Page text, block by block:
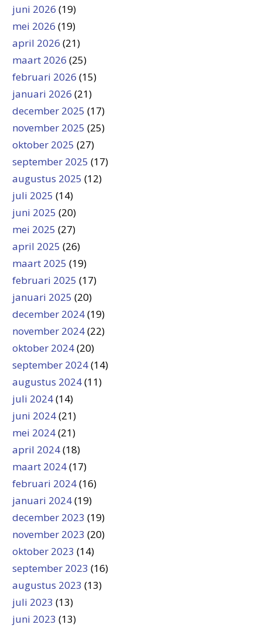
juni 2026 (19)
mei 2026 (19)
april 2026 (21)
maart 2026 (25)
februari 2026 (15)
januari 2026 (21)
december 2025 (17)
november 2025 (25)
oktober 2025 (27)
september 2025 (17)
augustus 2025 (12)
juli 2025 (14)
juni 2025 (20)
mei 2025 (27)
april 2025 (26)
maart 2025 (19)
februari 2025 (17)
januari 2025 (20)
december 2024(19)
november 2024(22)
oktober 2024(20)
september 2024(14)
augustus 2024(11)
juli 2024(14)
juni 2024(21)
mei 2024(21)
april 2024(18)
maart 2024(17)
februari 2024(16)
januari 2024(19)
december 2023 (19)
november 2023 (20)
oktober 2023 (14)
september 2023 (16)
augustus 2023 (13)
juli 2023 (13)
juni 2023 (13)